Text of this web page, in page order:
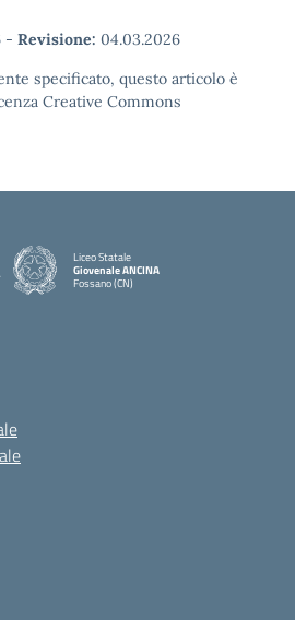
- Revisione: 04.03.2026
specificato, questo articolo è
Creative Commons
Liceo Statale
Giovenale ANCINA
Fossano (CN)